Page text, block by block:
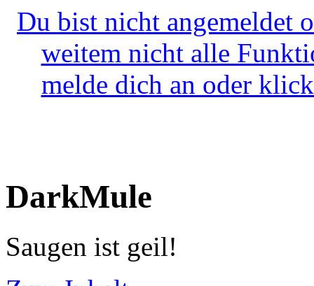
Du bist nicht angemeldet
weitem nicht alle
melde dich an oder
DarkMule
Saugen ist geil!